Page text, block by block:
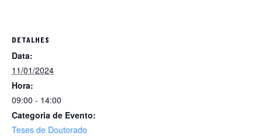
DETALHES
Data:
11/01/2024
Hora:
09:00 - 14:00
Categoria de Evento:
Teses de Doutorado